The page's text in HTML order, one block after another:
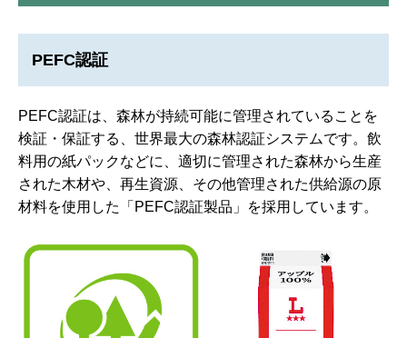
PEFC認証
PEFC認証は、森林が持続可能に管理されていることを
検証・保証する、世界最大の森林認証システムです。飲
料用の紙パックなどに、適切に管理された森林から生産
された木材や、再生資源、その他管理された供給源の原
材料を使用した「PEFC認証製品」を採用しています。